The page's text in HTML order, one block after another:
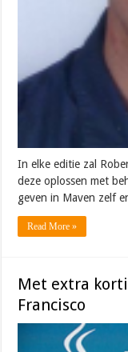
In elke editie zal
deze oplossen met
geven in Maven zelf
Read More »
Met extra
Francisco